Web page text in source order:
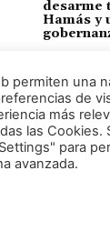
desarme
Hamás y
permiten una
de
más
las Cookies.
para
avanzada.